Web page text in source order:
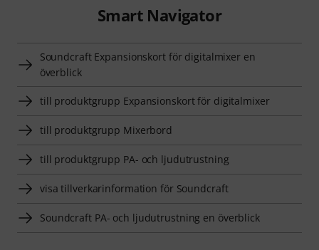
Smart Navigator
Soundcraft Expansionskort för digitalmixer en
överblick
till produktgrupp Expansionskort för digitalmixer
till produktgrupp Mixerbord
till produktgrupp PA- och ljudutrustning
visa tillverkarinformation för Soundcraft
Soundcraft PA- och ljudutrustning en överblick